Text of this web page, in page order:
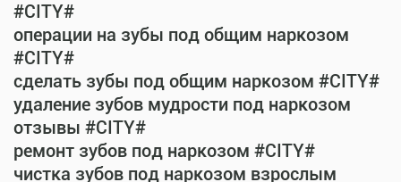
#CITY#
операции на зубы под общим наркозом
#CITY#
сделать зубы под общим наркозом #CITY#
удаление зубов мудрости под наркозом
отзывы #CITY#
ремонт зубов под наркозом #CITY#
чистка зубов под наркозом взрослым